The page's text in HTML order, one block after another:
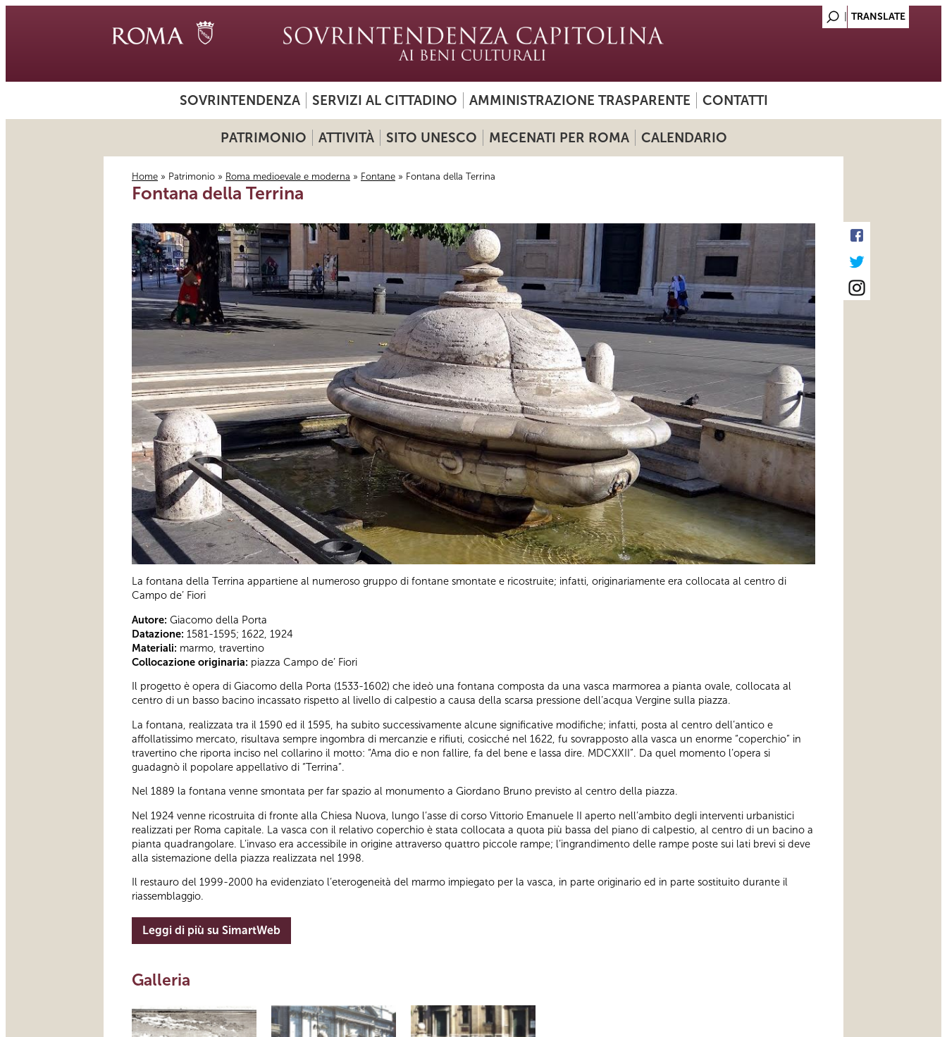
SOVRINTENDENZA SERVIZI AL CITTADINO AMMINISTRAZIONE TRASPARENTE CONTATTI
PATRIMONIO ATTIVITÀ SITO UNESCO MECENATI PER ROMA CALENDARIO
Tu sei qui
Home » Patrimonio » Roma medioevale e moderna » Fontane » Fontana della Terrina
Fontana della Terrina
La fontana della Terrina appartiene al numeroso gruppo di fontane smontate e ricostruite; infatti, originariamente era collocata al centro di
Campo de’ Fiori
Autore: Giacomo della Porta
Datazione: 1581-1595; 1622, 1924
Materiali: marmo, travertino
Collocazione originaria: piazza Campo de’ Fiori
Il progetto è opera di Giacomo della Porta (1533-1602) che ideò una fontana composta da una vasca marmorea a pianta ovale, collocata al
centro di un basso bacino incassato rispetto al livello di calpestio a causa della scarsa pressione dell’acqua Vergine sulla piazza.
La fontana, realizzata tra il 1590 ed il 1595, ha subito successivamente alcune significative modifiche; infatti, posta al centro dell’antico e
affollatissimo mercato, risultava sempre ingombra di mercanzie e rifiuti, cosicché nel 1622, fu sovrapposto alla vasca un enorme “coperchio” in
travertino che riporta inciso nel collarino il motto: “Ama dio e non fallire, fa del bene e lassa dire. MDCXXII”. Da quel momento l’opera si
guadagnò il popolare appellativo di “Terrina”.
Nel 1889 la fontana venne smontata per far spazio al monumento a Giordano Bruno previsto al centro della piazza.
Nel 1924 venne ricostruita di fronte alla Chiesa Nuova, lungo l’asse di corso Vittorio Emanuele II aperto nell’ambito degli interventi urbanistici
realizzati per Roma capitale. La vasca con il relativo coperchio è stata collocata a quota più bassa del piano di calpestio, al centro di un bacino a
pianta quadrangolare. L’invaso era accessibile in origine attraverso quattro piccole rampe; l’ingrandimento delle rampe poste sui lati brevi si deve
alla sistemazione della piazza realizzata nel 1998.
Il restauro del 1999-2000 ha evidenziato l’eterogeneità del marmo impiegato per la vasca, in parte originario ed in parte sostituito durante il
riassemblaggio.
Leggi di più su SimartWeb
Galleria